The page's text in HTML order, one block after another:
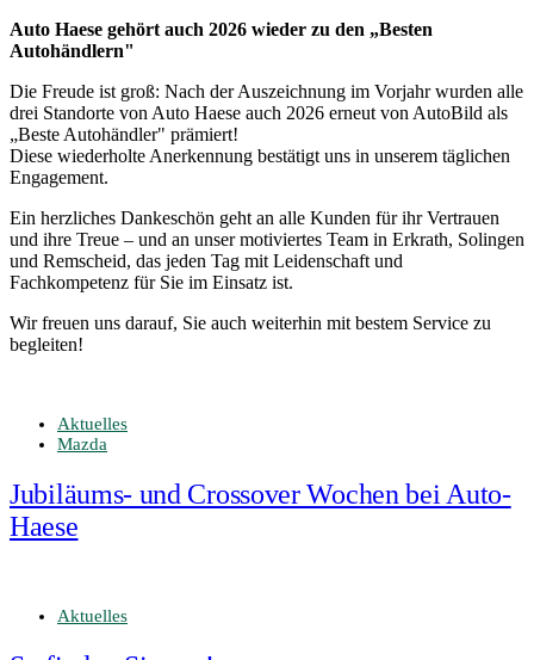
Auto Haese gehört auch 2026 wieder zu den „Besten
Autohändlern"
Die Freude ist groß: Nach der Auszeichnung im Vorjahr wurden alle
drei Standorte von Auto Haese auch 2026 erneut von AutoBild als
„Beste Autohändler" prämiert!
Diese wiederholte Anerkennung bestätigt uns in unserem täglichen
Engagement.
Ein herzliches Dankeschön geht an alle Kunden für ihr Vertrauen
und ihre Treue – und an unser motiviertes Team in Erkrath, Solingen
und Remscheid, das jeden Tag mit Leidenschaft und
Fachkompetenz für Sie im Einsatz ist.
Wir freuen uns darauf, Sie auch weiterhin mit bestem Service zu
begleiten!
Aktuelles
Mazda
Jubiläums- und Crossover Wochen bei Auto-
Haese
Aktuelles